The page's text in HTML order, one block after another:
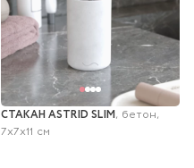
СТАКАН ASTRID SLIM, бетон,
7х7х11 см